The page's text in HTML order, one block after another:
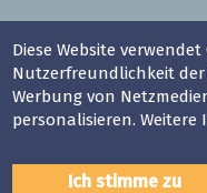
Impressum
AGB
Datenschutzerklärung
Diese Website
Nutzerfreundlichkeit der
Werbung von
personalisieren. Weitere
Ich stimme zu